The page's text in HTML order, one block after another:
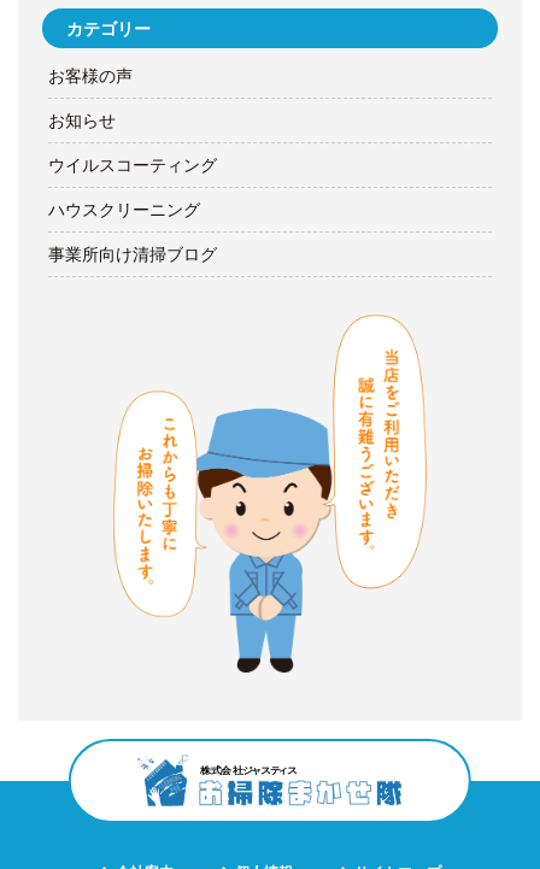
カテゴリー
お客様の声
お知らせ
ウイルスコーティング
ハウスクリーニング
事業所向け清掃ブログ